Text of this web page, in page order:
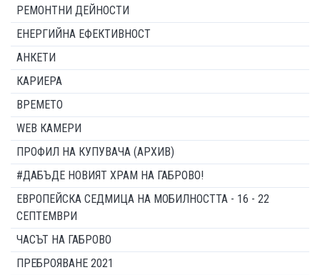
РЕМОНТНИ ДЕЙНОСТИ
ЕНЕРГИЙНА ЕФЕКТИВНОСТ
АНКЕТИ
КАРИЕРА
ВРЕМЕТО
WEB КАМЕРИ
ПРОФИЛ НА КУПУВАЧА (АРХИВ)
#ДАБЪДЕ НОВИЯТ ХРАМ НА ГАБРОВО!
ЕВРОПЕЙСКА СЕДМИЦА НА МОБИЛНОСТТА - 16 - 22
СЕПТЕМВРИ
ЧАСЪТ НА ГАБРОВО
ПРЕБРОЯВАНЕ 2021